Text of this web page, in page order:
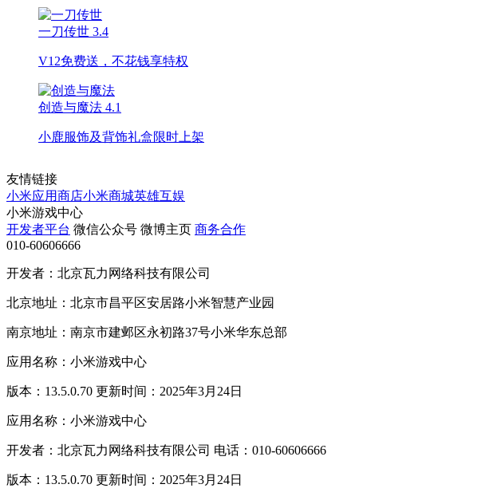
一刀传世 3.4
V12免费送，不花钱享特权
创造与魔法 4.1
小鹿服饰及背饰礼盒限时上架
友情链接
小米应用商店小米商城英雄互娱
小米游戏中心
开发者平台 微信公众号 微博主页 商务合作
010-60606666
开发者：北京瓦力网络科技有限公司
北京地址：北京市昌平区安居路小米智慧产业园
南京地址：南京市建邺区永初路37号小米华东总部
应用名称：小米游戏中心
版本：13.5.0.70 更新时间：2025年3月24日
应用名称：小米游戏中心
开发者：北京瓦力网络科技有限公司 电话：010-60606666
版本：13.5.0.70 更新时间：2025年3月24日